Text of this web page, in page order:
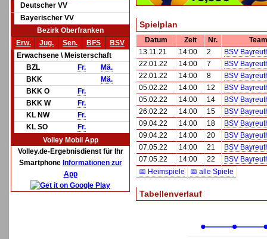
Deutscher VV
Bayerischer VV
Bezirk Oberfranken
Erw.
Jug. Sen. BFS
BSV
Erwachsene \ Meisterschaft
BZL
Fr.
Mä.
BKK
Mä.
BKK O
Fr.
BKK W
Fr.
KL NW
Fr.
KL SO
Fr.
Volley Mobil App
Volley.de-Ergebnisdienst für Ihr
Smartphone Informationen zur
App
Spielplan
Datum Zeit Nr.
13.11.21
14:00 2
BSV
22.01.22
14:00 7
BSV
22.01.22
14:00 8
BSV
05.02.22
14:00 12
BSV
05.02.22
14:00 14
BSV
26.02.22
14:00 15
BSV
09.04.22
14:00 18
BSV
09.04.22
14:00 20
BSV
07.05.22
14:00 21
BSV
07.05.22
14:00 22
BSV
📅 Heimspiele
📅 alle Spiele
Tabellenverlauf